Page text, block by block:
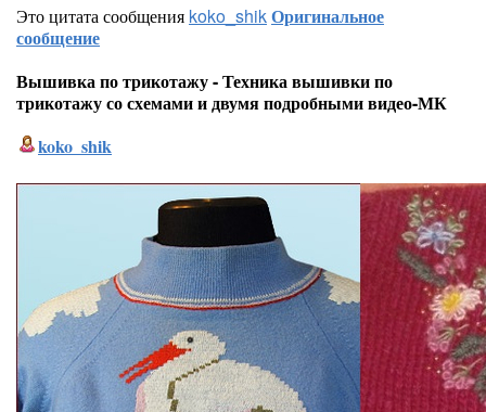
Это цитата сообщения koko_shikОригинальное
сообщение
Вышивка по трикотажу - Техника вышивки по
трикотажу со схемами и двумя подробными видео-МК
koko_shik